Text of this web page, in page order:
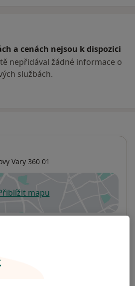
a cenách nejsou k dispozici
nepřidával žádné informace o
službách.
Vary 360 01
mapu
se otevře v nové záložce
udělat?
návštěvy)
přijímá pacienty na pojišťovnu